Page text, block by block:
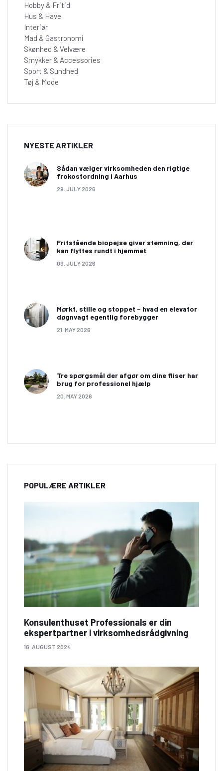
Hobby & Fritid
Hus & Have
Interiør
Mad & Gastronomi
Skønhed & Velvære
Smykker & Accessories
Sport & Sundhed
Tøj & Mode
NYESTE ARTIKLER
Sådan vælger virksomheden den rigtige
frokostordning i Aarhus
29. JULY 2026
Fritstående biopejse giver stemning, der
kan flyttes rundt i hjemmet
09. JULY 2026
Mørkt, stille og stoppet – hvad en elevator
døgnvagt egentlig forebygger
21. MAY 2026
Tre spørgsmål der afgør om dine fliser har
brug for professionel hjælp
20. MAY 2026
POPULÆRE ARTIKLER
Konsulenthuset Professionals er din
ekspertpartner i virksomhedsrådgivning
16. AUGUST 2024